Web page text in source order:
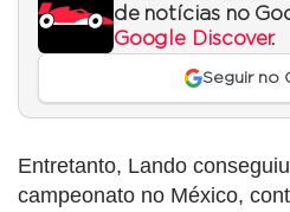
de notícias no
Google Discover.
Seguir no
Entretanto, Lando
campeonato no México,